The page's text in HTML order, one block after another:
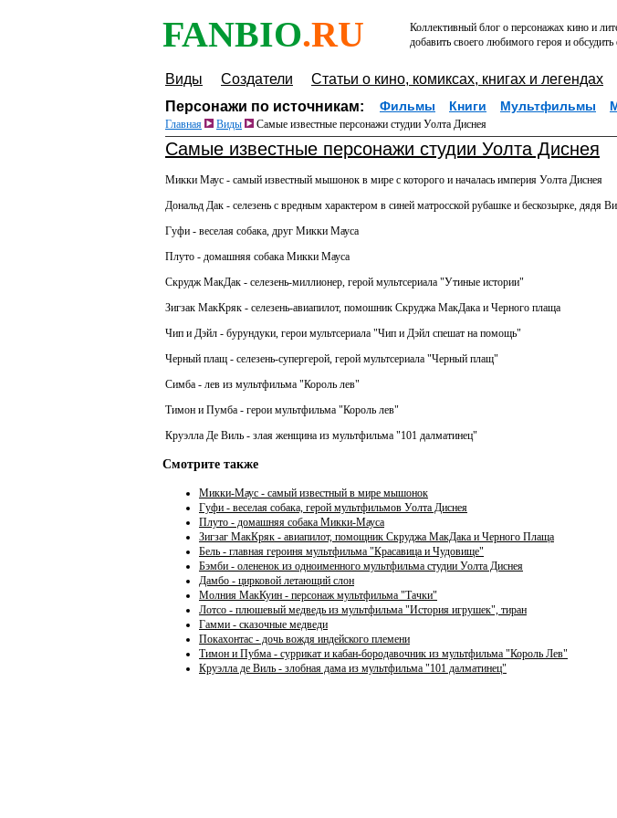
FANBIO.RU
Коллективный блог о персонажах кино и
добавить своего любимого героя и
Виды Создатели Статьи о кино, комиксах, книгах и легендах
Персонажи по источникам:
Фильмы Книги Мультфильмы
Главная Виды Самые известные персонажи студии Уолта Диснея
Самые известные персонажи студии Уолта Диснея
Микки Маус - самый известный мышонок в мире с которого и началась империя Уолта Диснея
Дональд Дак - селезень с вредным характером в синей матросской рубашке и бескозырке, дядя
Гуфи - веселая собака, друг Микки Мауса
Плуто - домашняя собака Микки Мауса
Скрудж МакДак - селезень-миллионер, герой мультсериала "Утиные истории"
Зигзак МакКряк - селезень-авиапилот, помошник Скруджа МакДака и Черного плаща
Чип и Дэйл - бурундуки, герои мультсериала "Чип и Дэйл спешат на помощь"
Черный плащ - селезень-супергерой, герой мультсериала "Черный плащ"
Симба - лев из мультфильма "Король лев"
Тимон и Пумба - герои мультфильма "Король лев"
Круэлла Де Виль - злая женщина из мультфильма "101 далматинец"
Смотрите также
Микки-Маус - самый известный в мире мышонок
Гуфи - веселая собака, герой мультфильмов Уолта Диснея
Плуто - домашняя собака Микки-Мауса
Зигзаг МакКряк - авиапилот, помощник Скруджа МакДака и Черного Плаща
Бель - главная героиня мультфильма "Красавица и Чудовище"
Бэмби - олененок из одноименного мультфильма студии Уолта Диснея
Дамбо - цирковой летающий слон
Молния МакКуин - персонаж мультфильма "Тачки"
Лотсо - плюшевый медведь из мультфильма "История игрушек", тиран
Гамми - сказочные медведи
Покахонтас - дочь вождя индейского племени
Тимон и Пубма - суррикат и кабан-бородавочник из мультфильма "Король Лев"
Круэлла де Виль - злобная дама из мультфильма "101 далматинец"